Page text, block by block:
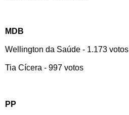
MDB
Wellington da Saúde - 1.173 votos
Tia Cícera - 997 votos
PP